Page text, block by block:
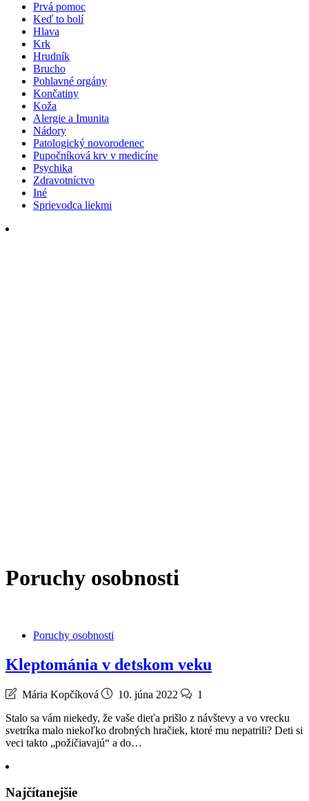
Prvá pomoc
Keď to bolí
Hlava
Krk
Hrudník
Brucho
Pohlavné orgány
Končatiny
Koža
Alergie a Imunita
Nádory
Patologický novorodenec
Pupočníková krv v medicíne
Psychika
Zdravotníctvo
Iné
Sprievodca liekmi
Poruchy osobnosti
Poruchy osobnosti
Kleptománia v detskom veku
Mária Kopčíková 10. júna 2022
1
Stalo sa vám niekedy, že vaše dieťa prišlo z návštevy a vo vrecku
svetríka malo niekoľko drobných hračiek, ktoré mu nepatrili? Deti si
veci takto „požičiavajú“ a do…
Najčítanejšie